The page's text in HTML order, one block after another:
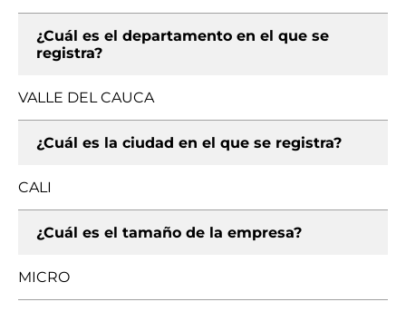
¿Cuál es el departamento en el que se
registra?
VALLE DEL CAUCA
¿Cuál es la ciudad en el que se registra?
CALI
¿Cuál es el tamaño de la empresa?
MICRO